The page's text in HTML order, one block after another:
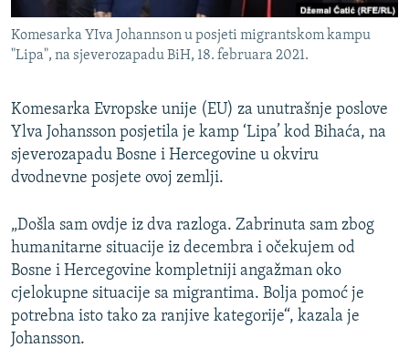
VIŠE OD NASLOVA
GENOCID U SREBRENICI
TV LIBERTY
POST SCRIPTUM
MOJA EVROPA
SVE KARTE DEJTONA
NASTANAK I RASPAD JUGOSLAVIJE
PRATITE NAS
Sve RFE/RL stranice
Komesarka YIva Johannson u posjeti migrantskom kampu
"Lipa", na sjeverozapadu BiH, 18. februara 2021.
Komesarka Evropske unije (EU) za unutrašnje poslove
Ylva Johansson posjetila je kamp ‘Lipa’ kod Bihaća, na
sjeverozapadu Bosne i Hercegovine u okviru
dvodnevne posjete ovoj zemlji.
„Došla sam ovdje iz dva razloga. Zabrinuta sam zbog
humanitarne situacije iz decembra i očekujem od
Bosne i Hercegovine kompletniji angažman oko
cjelokupne situacije sa migrantima. Bolja pomoć je
potrebna isto tako za ranjive kategorije“, kazala je
Johansson.